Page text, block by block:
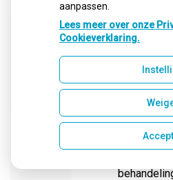
behoeve
behandeling
*
behoeve
uitvoering
aanpassen.
Lees meer over onze
Cookieverklaring.